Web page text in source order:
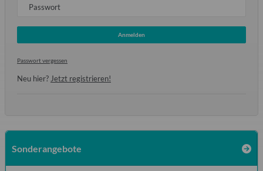
Passwort
Anmelden
Passwort vergessen
Neu hier? Jetzt registrieren!
Sonderangebote